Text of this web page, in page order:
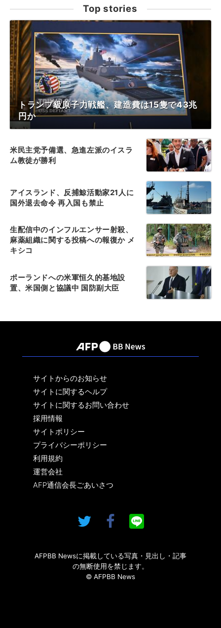
Top stories
トランプ級原子力戦艦、建造費は15隻で43兆
円か
米民主党予備選、急進左派のイスラ
ム教徒が勝利
アイスランド、反捕鯨活動家21人に
国外退去命令 再入国も禁止
生配信中のインフルエンサー射殺、
麻薬組織に関する投稿への報復か メ
キシコ
ポーランドへの米軍恒久的基地設
置、米国側と協議中 国防副大臣
サイトからのお知らせ
サイトに関するヘルプ
サイトに関するお問い合わせ
採用情報
サイトポリシー
プライバシーポリシー
利用規約
運営会社
AFP通信会長ごあいさつ
AFPBB Newsに掲載している写真・見出し・記事
の無断使用を禁じます。
© AFPBB News